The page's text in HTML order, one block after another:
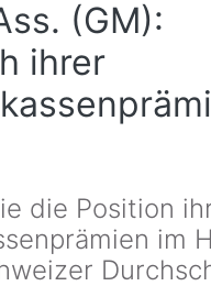
(GM):
ihrer
die Position
im